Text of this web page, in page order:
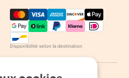
Mastercard, Visa, Amex,
Disponibilité selon la destination